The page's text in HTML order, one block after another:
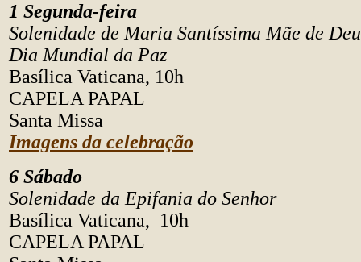
1 Segunda-feira
Solenidade de Maria Santíssima Mãe de
Dia Mundial da Paz
Basílica Vaticana, 10h
CAPELA PAPAL
Santa Missa
Imagens da celebração
6 Sábado
Solenidade da Epifania do Senhor
Basílica Vaticana, 10h
CAPELA PAPAL